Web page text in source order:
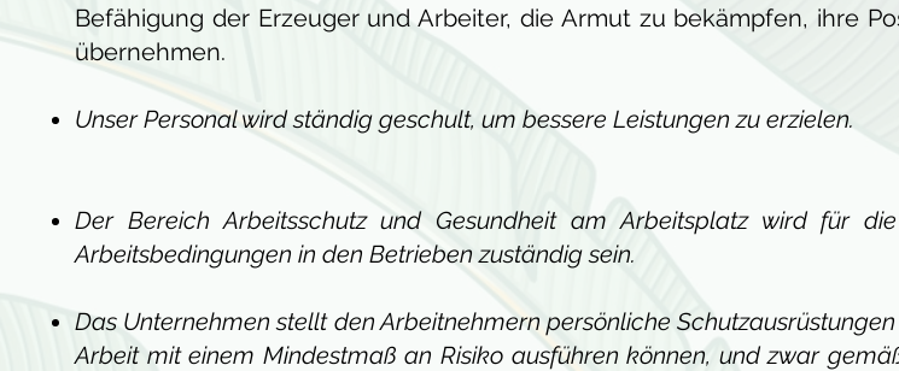
Befähigung der Erzeuger und Arbeiter, die Armut zu bekämpfen, ihre
übernehmen.
Unser Personal wird ständig geschult, um bessere Leistungen zu erzielen.
Der Bereich Arbeitsschutz und Gesundheit am Arbeitsplatz wird für
Arbeitsbedingungen in den Betrieben zuständig sein.
Das Unternehmen stellt den Arbeitnehmern persönliche
Arbeit mit einem Mindestmaß an Risiko ausführen können, und zwar